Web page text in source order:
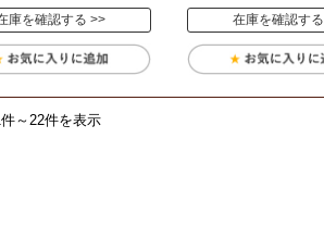
庫を確認する 在庫を確認する
～22件を表示